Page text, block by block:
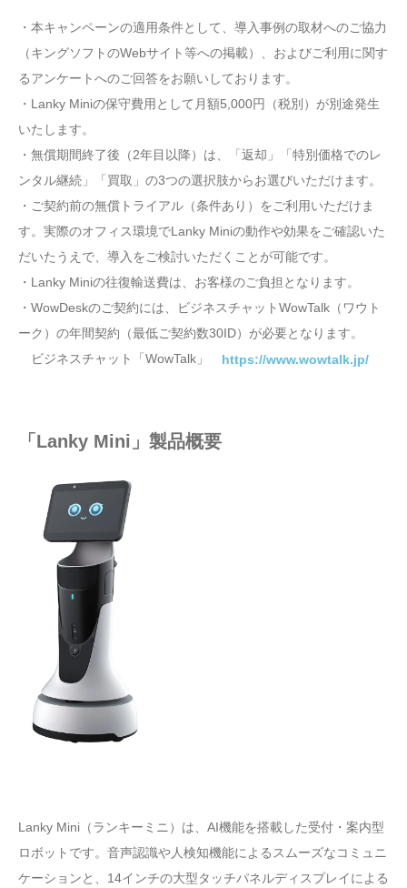
・本キャンペーンの適用条件として、導入事例の取材へのご協力
（キングソフトのWebサイト等への掲載）、およびご利用に関す
るアンケートへのご回答をお願いしております。
・Lanky Miniの保守費用として月額5,000円（税別）が別途発生
いたします。
・無償期間終了後（2年目以降）は、「返却」「特別価格でのレ
ンタル継続」「買取」の3つの選択肢からお選びいただけます。
・ご契約前の無償トライアル（条件あり）をご利用いただけま
す。実際のオフィス環境でLanky Miniの動作や効果をご確認いた
だいたうえで、導入をご検討いただくことが可能です。
・Lanky Miniの往復輸送費は、お客様のご負担となります。
・WowDeskのご契約には、ビジネスチャットWowTalk（ワウト
ーク）の年間契約（最低ご契約数30ID）が必要となります。
ビジネスチャット「WowTalk」 https://www.wowtalk.jp/
「Lanky Mini」製品概要
Lanky Mini（ランキーミニ）は、AI機能を搭載した受付・案内型
ロボットです。音声認識や人検知機能によるスムーズなコミュニ
ケーションと、14インチの大型タッチパネルディスプレイによる